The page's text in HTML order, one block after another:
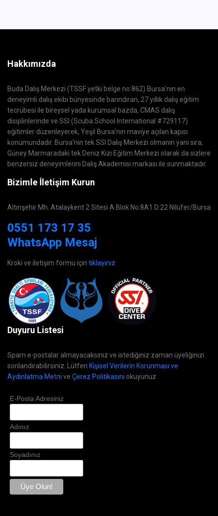
Hakkımızda
Buda Dalış Merkezi (TSSF yetki belge no:862) Bursa'nın en
deneyimli dalış ekibi bünyesinde barındıran, 27 yıllık dalış eğitim
tecrübesi ile bireysel yada kurumsal bazda, CMAS dalış
disiplinlerinde ve SSI (Scuba School International #729117)
eğitimler düzenleyerek, Yeşil Bursa'nın maviye açılan kapısı
konumundadır. Bursa'nın tek SSI Dalış Merkezi olmanın yanı sıra,
Güney Marmaradaki tek Deniz Kızı Eğitim Merkezi olarak da sizlere
benzersiz deneyimlerini Dalış Akademisi markası ile sunmaktadır.
Bizimle İletişim Kurun
Altınşehir Mh. Atalaykent 2 Sitesi A Blok No:8A1 D:22 Nilüfer/Bursa
0551 173 17 35
WhatsApp Mesaj
Kroki ve iletişim formu için tıklayınız
Duyuru Listesi
Spam e-postalar almayacaksınız ve istediğiniz zaman üyeliğinizi
sonlandırabilirsiniz. Lütfen Kişisel Verilerin Korunması ve
Aydınlatma Metni ve Çerez Politikasını okuyunuz
E-Posta Adresiniz
Adınız
Soyadınız